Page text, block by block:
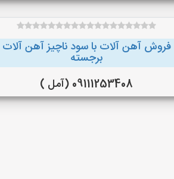
فروش آهن آلات با سود ناچیز آهن آلات
برجسته
09111253408 (آمل )